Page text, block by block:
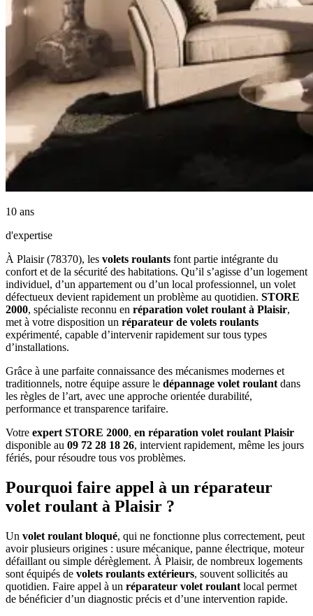
10 ans
d'expertise
À Plaisir (78370), les volets roulants font partie intégrante du
confort et de la sécurité des habitations. Qu’il s’agisse d’un logement
individuel, d’un appartement ou d’un local professionnel, un volet
défectueux devient rapidement un problème au quotidien. STORE
2000, spécialiste reconnu en réparation volet roulant à Plaisir,
met à votre disposition un réparateur de volets roulants
expérimenté, capable d’intervenir rapidement sur tous types
d’installations.
Grâce à une parfaite connaissance des mécanismes modernes et
traditionnels, notre équipe assure le dépannage volet roulantdans
les règles de l’art, avec une approche orientée durabilité,
performance et transparence tarifaire.
Votre expert STORE 2000, en réparation volet roulant Plaisir
disponible au 09 72 28 18 26, intervient rapidement, même les jours
fériés, pour résoudre tous vos problèmes.
Pourquoi faire appel à un réparateur
volet roulant à Plaisir ?
Un volet roulant bloqué, qui ne fonctionne plus correctement, peut
avoir plusieurs origines : usure mécanique, panne électrique, moteur
défaillant ou simple dérèglement. À Plaisir, de nombreux logements
sont équipés de volets roulants extérieurs, souvent sollicités au
quotidien. Faire appel à un réparateur volet roulant local permet
de bénéficier d’un diagnostic précis et d’une intervention rapide.